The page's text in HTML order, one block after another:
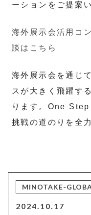
ーションをご提案
海外展示会活用コ
談はこちら
海外展示会を通じ
スが大きく飛躍す
ります。One
挑戦の道のりを全
MINOTAKE-
2024.10.17